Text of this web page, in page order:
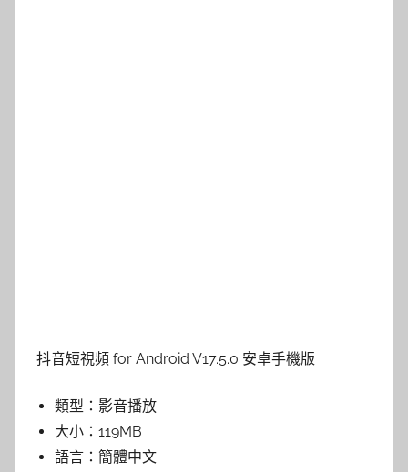
抖音短視頻 for Android V17.5.0 安卓手機版
類型： 影音播放
大小： 119MB
語言： 簡體中文